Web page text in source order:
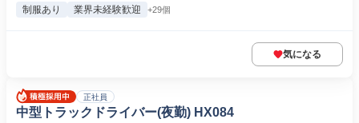
制服あり 業界未経験歓迎 +29個
気になる
正社員
中型トラックドライバー(夜勤) HX084